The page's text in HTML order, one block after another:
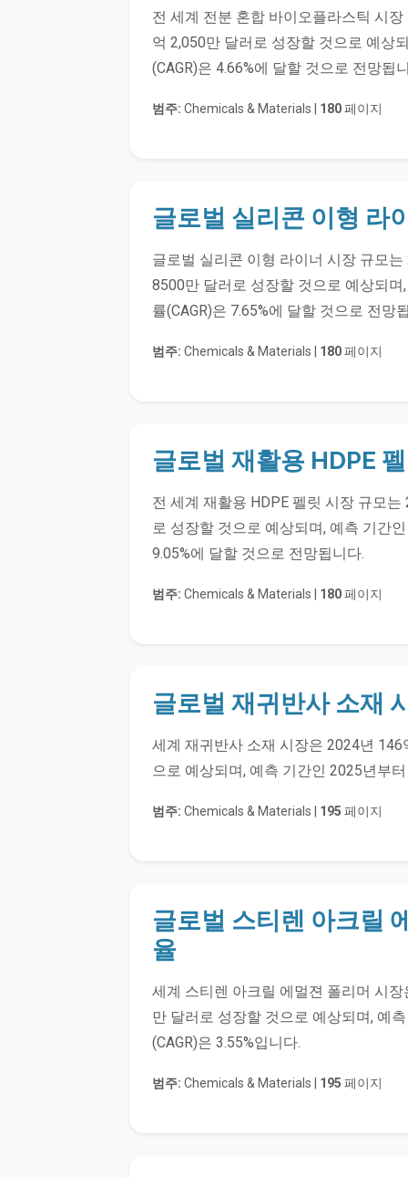
전 세계 전분 혼합 바이오플라스틱 시
억 2,050만 달러로 성장할 것으로 예상
(CAGR)은 4.66%에 달할 것으로 전망됩
범주: Chemicals & Materials | 180페이지
글로벌 실리콘 이형 라
글로벌 실리콘 이형 라이너 시장 규모
8500만 달러로 성장할 것으로 예상되
률(CAGR)은 7.65%에 달할 것으로 전망
범주: Chemicals & Materials | 180페이지
글로벌 재활용 HDPE
전 세계 재활용 HDPE 펠릿 시장 규모
로 성장할 것으로 예상되며, 예측 기간
9.05%에 달할 것으로 전망됩니다.
범주: Chemicals & Materials | 180페이지
글로벌 재귀반사 소재
세계 재귀반사 소재 시장은 2024년
으로 예상되며, 예측 기간인 2025년부
범주: Chemicals & Materials | 195 페이지
글로벌 스티렌 아크릴
율
세계 스티렌 아크릴 에멀젼 폴리머 시
만 달러로 성장할 것으로 예상되며, 예
(CAGR)은 3.55%입니다.
범주: Chemicals & Materials | 195 페이지